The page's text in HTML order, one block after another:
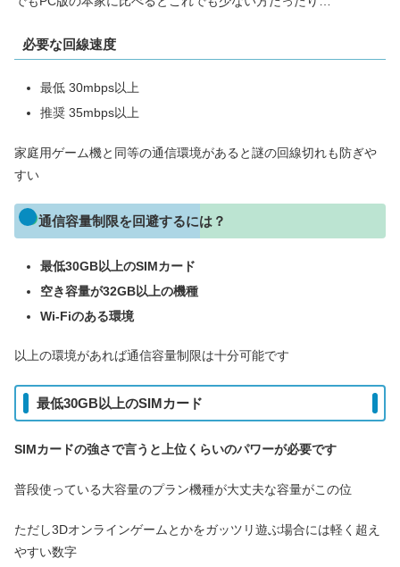
必要な回線速度
最低 30mbps以上
推奨 35mbps以上
家庭用ゲーム機と同等の通信環境があると謎の回線切れも防ぎや
すい
通信容量制限を回避するには？
最低30GB以上のSIMカード
空き容量が32GB以上の機種
Wi-Fiのある環境
以上の環境があれば通信容量制限は十分可能です
最低30GB以上のSIMカード
SIMカードの強さで言うと上位くらいのパワーが必要です
普段使っている大容量のプラン機種が大丈夫な容量がこの位
ただし3Dオンラインゲームとかをガッツリ遊ぶ場合には軽く超え
やすい数字